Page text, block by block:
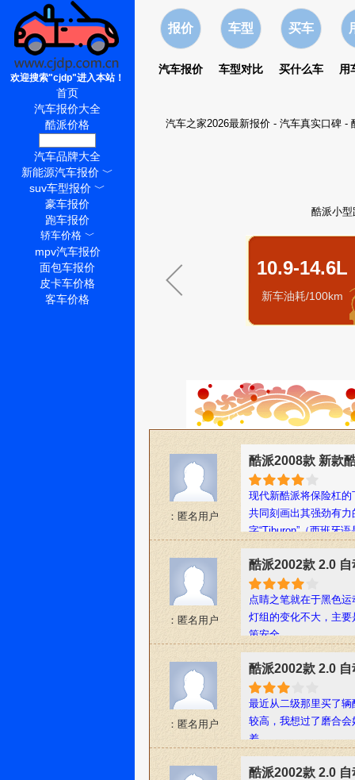
报价
汽车报价
车型
车型对比
买车
买什么车 用
汽车之家2026最新报价- 汽车真实口碑-
酷派小
10.9-14.6L
新车油耗/100km
：匿名用户
酷派2008款 新款
现代新酷派将保险杠
共同刻画出其强劲有力
字“Tiburon”（西班牙
：匿名用户
酷派2002款 2.0
点睛之笔就在于黑色
灯组的变化不大，主
策安全.
：匿名用户
酷派2002款 2.0
最近从二级那里买了
较高，我想过了磨合
差。
酷派2002款 2.0
欢迎搜索"cjdp"进入本站！
首页
汽车报价大全
酷派价格
汽车品牌大全
新能源汽车报价 ﹀
suv车型报价 ﹀
豪车报价
跑车报价
轿车价格﹀
mpv汽车报价
面包车报价
皮卡车价格
客车价格